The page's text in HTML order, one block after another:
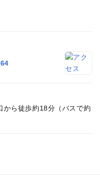
から徒歩約18分（バスで約